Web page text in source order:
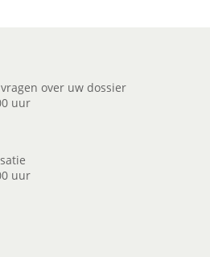
over uw dossier
uur
uur